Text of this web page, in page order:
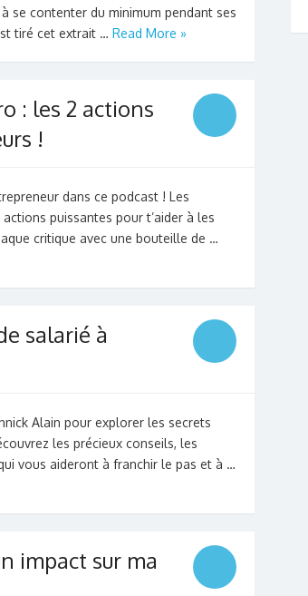
se contenter du minimum pendant ses
tiré cet extrait … Read More »
: les 2 actions
!
dans ce podcast ! Les
puissantes pour t’aider à les
critique avec une bouteille de …
salarié à
Alain pour explorer les secrets
les précieux conseils, les
vous aideront à franchir le pas et à …
impact sur ma